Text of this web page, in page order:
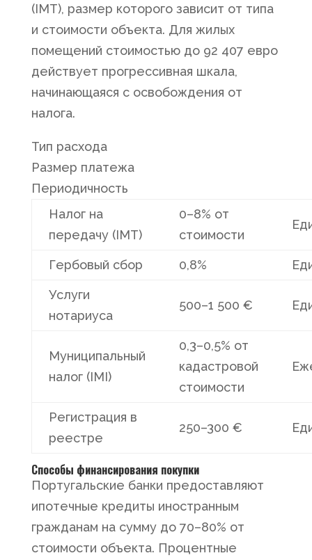
(IMT), размер которого зависит от типа
и стоимости объекта. Для жилых
помещений стоимостью до 92 407 евро
действует прогрессивная шкала,
начинающаяся с освобождения от
налога.
Тип расхода
Размер платежа
Периодичность
Налог на
передачу (IMT)
0–8% от
стоимости
Гербовый сбор 0,8%
Услуги
нотариуса
500–1 500 €
Муниципальный
налог (IMI)
0,3–0,5% от
кадастровой
стоимости
Регистрация в
реестре
250–300 €
Способы финансирования покупки
Португальские банки предоставляют
ипотечные кредиты иностранным
гражданам на сумму до 70–80% от
стоимости объекта. Процентные